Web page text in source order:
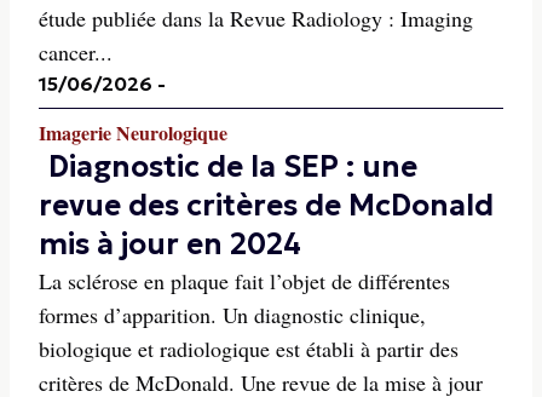
étude publiée dans la Revue Radiology : Imaging
cancer...
15/06/2026 -
Imagerie Neurologique
Diagnostic de la SEP : une
revue des critères de McDonald
mis à jour en 2024
La sclérose en plaque fait l’objet de différentes
formes d’apparition. Un diagnostic clinique,
biologique et radiologique est établi à partir des
critères de McDonald. Une revue de la mise à jour